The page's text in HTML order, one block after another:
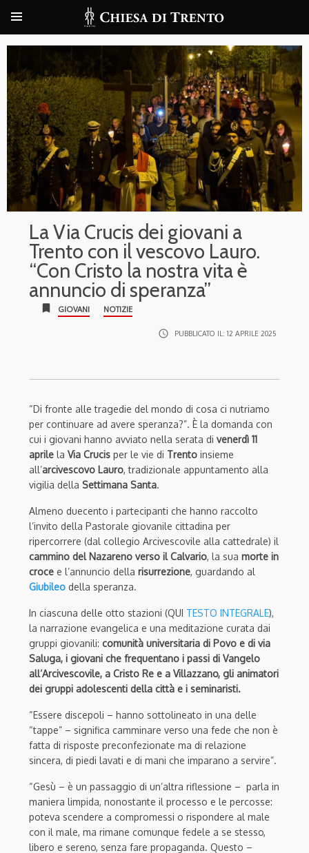
La Via Crucis dei giovani a
Trento con il vescovo Lauro.
“Con Cristo la nostra vita è
annuncio di speranza”
bookmark GIOVANI NOTIZIE
access_time PUBBLICATO IL: 12 APRILE 2025
“Di fronte alle tragedie del mondo di cosa ci nutriamo
per continuare ad avere speranza?”. È la domanda con
cui i giovani hanno avviato nella serata di venerdì 11
aprile la Via Crucis per le vie di Trento insieme
all’arcivescovo Lauro, tradizionale appuntamento alla
vigilia della Settimana Santa.
Almeno duecento i partecipanti che hanno raccolto
l’invito della Pastorale giovanile cittadina per
ripercorrere (dal collegio Arcivescovile alla cattedrale) il
cammino del Nazareno verso il Calvario, la sua morte in
croce e l’annuncio della risurrezione, guardando al
Giubileo della speranza.
In ciascuna delle otto stazioni (QUI TESTO INTEGRALE),
la narrazione evangelica e una meditazione curata dai
gruppi giovanili: comunità universitaria di Povo e di via
Saluga, i giovani che frequentano i passi di Vangelo
all’Arcivescovile, a Cristo Re e a Villazzano, gli animatori
dei gruppi adolescenti della città e i seminaristi.
“Essere discepoli – hanno sottolineato in una delle
“tappe” – significa camminare verso una fede che non è
fatta di risposte preconfezionate ma di relazione
sincera, di piedi lavati e di mani che imparano a servire”.
“Gesù – è un passaggio di un’altra riflessione – parla in
maniera limpida, nonostante il processo e le percosse:
poteva scendere a compromessi o rispondere al male
con il male, ma rimane comunque fedele a se stesso,
libero e sereno, senza fare propaganda. Questo –